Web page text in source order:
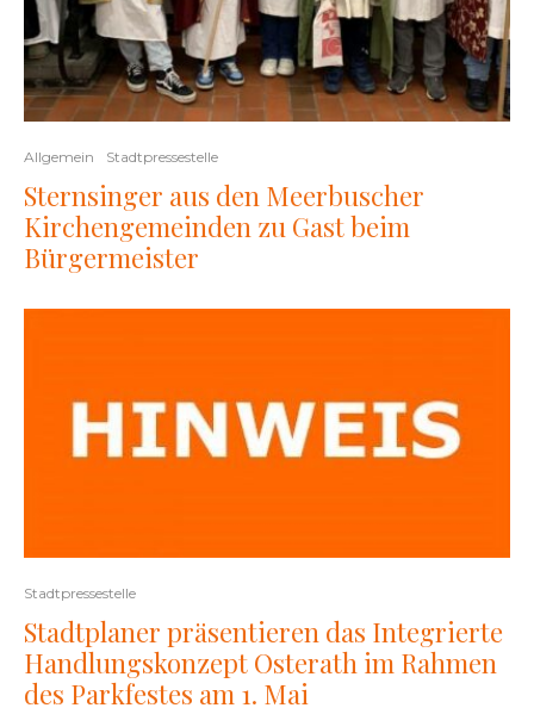
Allgemein Stadtpressestelle
Sternsinger aus den Meerbuscher
Kirchengemeinden zu Gast beim
Bürgermeister
Stadtpressestelle
Stadtplaner präsentieren das Integrierte
Handlungskonzept Osterath im Rahmen
des Parkfestes am 1. Mai